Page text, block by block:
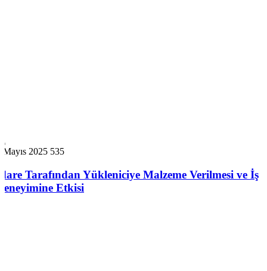
Mayıs 2025 535
Tarafından Yükleniciye Malzeme Verilmesi ve İş
Etkisi